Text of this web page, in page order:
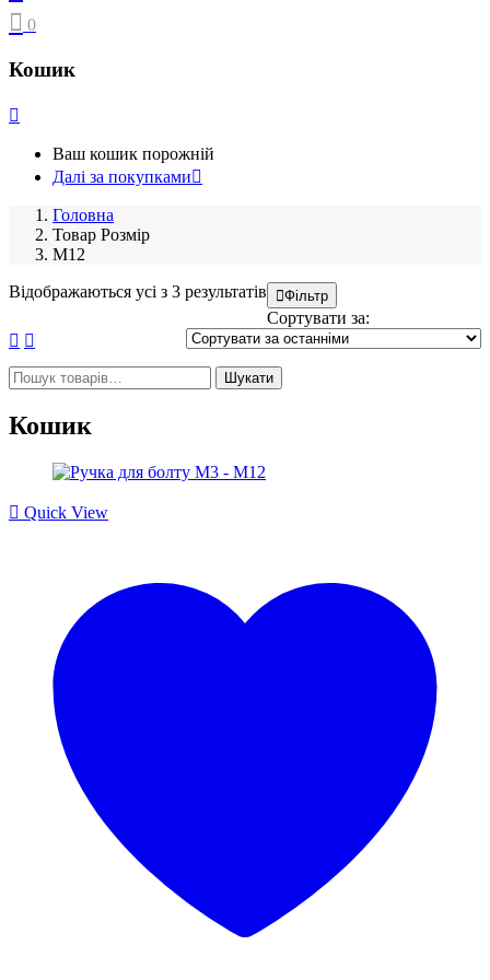
0
Кошик
Ваш кошик порожній
Далі за покупками
Головна
Товар Розмір
М12
Відображаються усі з 3 результатівSorted
by
latest
Фільтр
Сортувати за:
Шукати: Шукати
Кошик
Quick View